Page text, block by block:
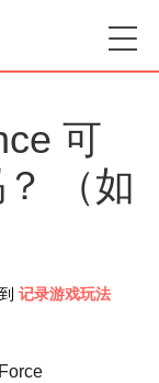
可
（如
记录游戏玩法